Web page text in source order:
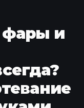
фары и